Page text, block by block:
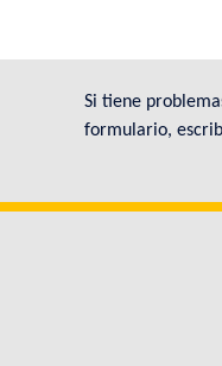
Si tiene
formulario,